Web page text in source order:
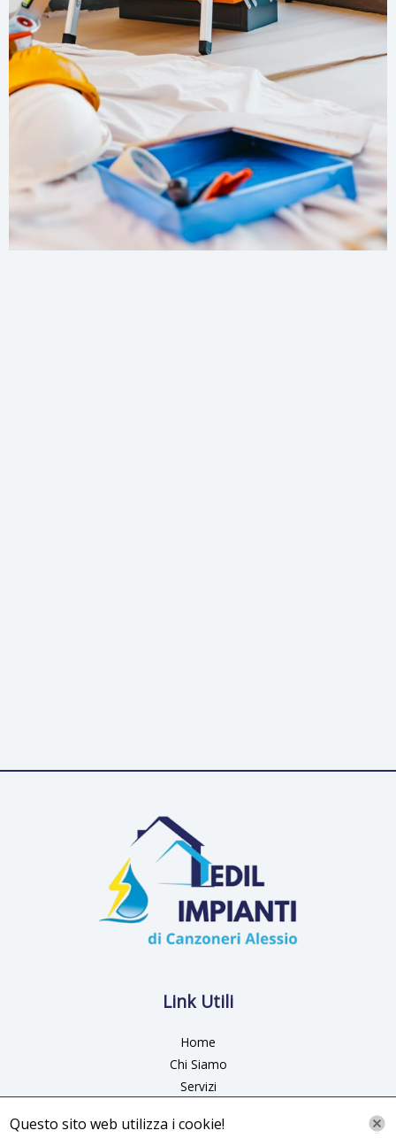
Link Utili
Home
Chi Siamo
Servizi
Contatti
Questo sito web utilizza i cookie!